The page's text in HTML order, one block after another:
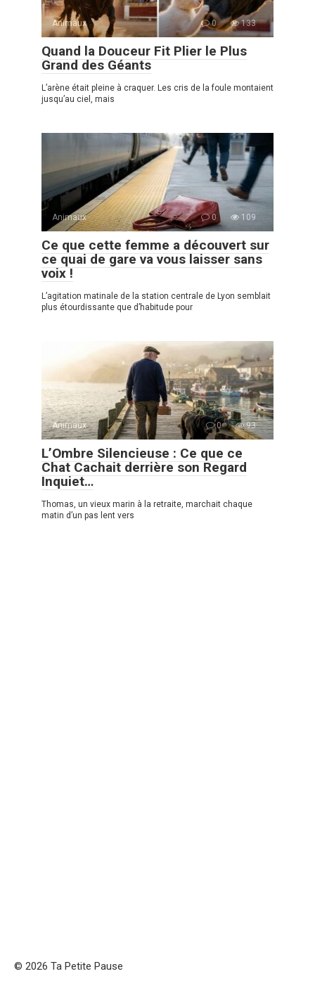
Animaux 0 133
Quand la Douceur Fit Plier le Plus
Grand des Géants
L’arène était pleine à craquer. Les cris de la foule montaient
jusqu’au ciel, mais
Animaux 0 109
Ce que cette femme a découvert sur
ce quai de gare va vous laisser sans
voix !
L’agitation matinale de la station centrale de Lyon semblait
plus étourdissante que d’habitude pour
Animaux 0 93
L’Ombre Silencieuse : Ce que ce
Chat Cachait derrière son Regard
Inquiet…
Thomas, un vieux marin à la retraite, marchait chaque
matin d’un pas lent vers
© 2026 Ta Petite Pause